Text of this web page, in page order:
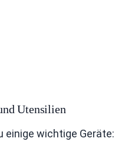
Utensilien
einige wichtige Geräte: